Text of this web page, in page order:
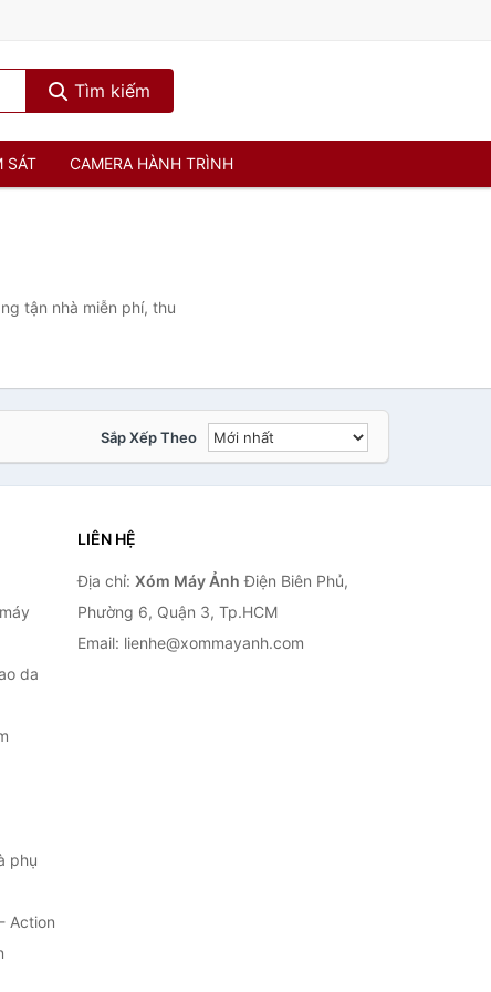
Tìm kiếm
SÁT CAMERA HÀNH TRÌNH
tận nhà miễn phí, thu
Sắp Xếp Theo
da
phụ
Action
LIÊN HỆ
Địa chỉ: Xóm Máy Ảnh Điện Biên Phủ,
Phường 6, Quận 3, Tp.HCM
Email: lienhe@xommayanh.com